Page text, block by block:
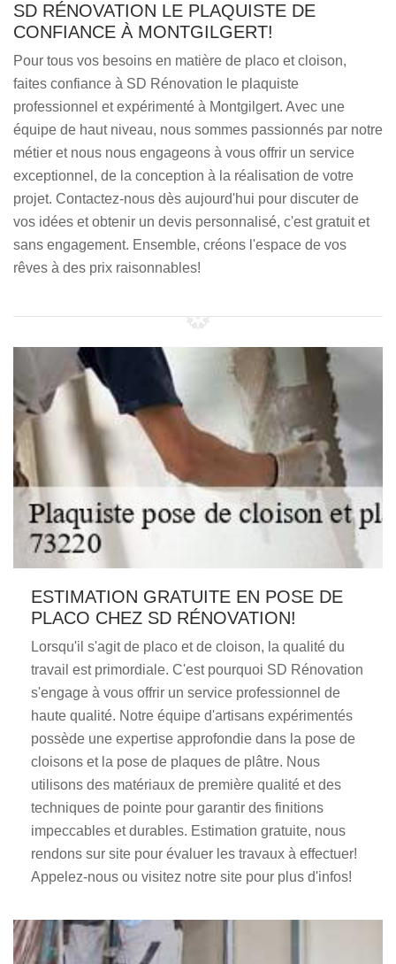
SD RÉNOVATION LE PLAQUISTE DE
CONFIANCE À MONTGILGERT!
Pour tous vos besoins en matière de placo et cloison,
faites confiance à SD Rénovation le plaquiste
professionnel et expérimenté à Montgilgert. Avec une
équipe de haut niveau, nous sommes passionnés par notre
métier et nous nous engageons à vous offrir un service
exceptionnel, de la conception à la réalisation de votre
projet. Contactez-nous dès aujourd'hui pour discuter de
vos idées et obtenir un devis personnalisé, c'est gratuit et
sans engagement. Ensemble, créons l'espace de vos
rêves à des prix raisonnables!
ESTIMATION GRATUITE EN POSE DE
PLACO CHEZ SD RÉNOVATION!
Lorsqu'il s'agit de placo et de cloison, la qualité du
travail est primordiale. C'est pourquoi SD Rénovation
s'engage à vous offrir un service professionnel de
haute qualité. Notre équipe d'artisans expérimentés
possède une expertise approfondie dans la pose de
cloisons et la pose de plaques de plâtre. Nous
utilisons des matériaux de première qualité et des
techniques de pointe pour garantir des finitions
impeccables et durables. Estimation gratuite, nous
rendons sur site pour évaluer les travaux à effectuer!
Appelez-nous ou visitez notre site pour plus d'infos!